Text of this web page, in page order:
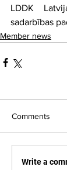
LDDK
sadarbības
Member news
Comments
Write a